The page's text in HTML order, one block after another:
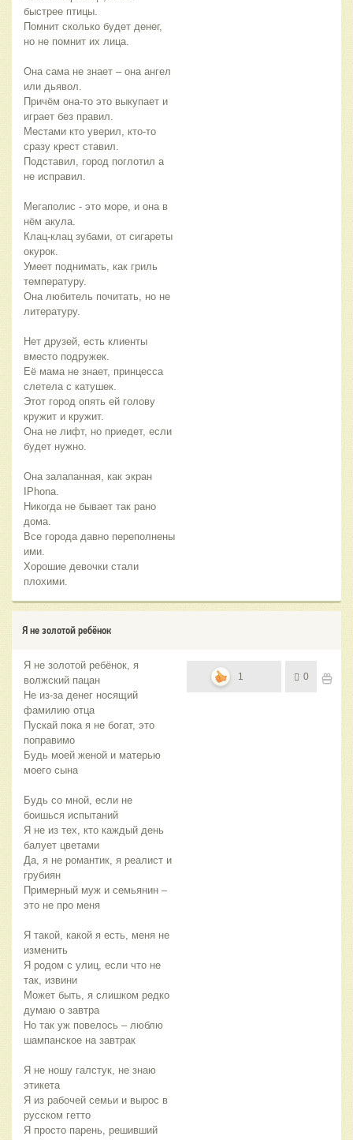
быстрее птицы.
Помнит сколько будет денег,
но не помнит их лица.
Она сама не знает – она ангел
или дьявол.
Причём она-то это выкупает и
играет без правил.
Местами кто уверил, кто-то
сразу крест ставил.
Подставил, город поглотил а
не исправил.
Мегаполис - это море, и она в
нём акула.
Клац-клац зубами, от сигареты
окурок.
Умеет поднимать, как гриль
температуру.
Она любитель почитать, но не
литературу.
Нет друзей, есть клиенты
вместо подружек.
Её мама не знает, принцесса
слетела с катушек.
Этот город опять ей голову
кружит и кружит.
Она не лифт, но приедет, если
будет нужно.
Она залапанная, как экран
IPhona.
Никогда не бывает так рано
дома.
Все города давно переполнены
ими.
Хорошие девочки стали
плохими.
Я не золотой ребёнок
Я не золотой ребёнок, я
волжский пацан
Не из-за денег носящий
фамилию отца
Пускай пока я не богат, это
поправимо
Будь моей женой и матерью
моего сына
Будь со мной, если не
боишься испытаний
Я не из тех, кто каждый день
балует цветами
Да, я не романтик, я реалист и
грубиян
Примерный муж и семьянин –
это не про меня
Я такой, какой я есть, меня не
изменить
Я родом с улиц, если что не
так, извини
Может быть, я слишком редко
думаю о завтра
Но так уж повелось – люблю
шампанское на завтрак
Я не ношу галстук, не знаю
этикета
Я из рабочей семьи и вырос в
русском гетто
Я просто парень, решивший
1 0